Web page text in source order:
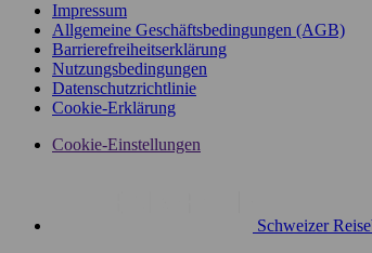
Impressum
Allgemeine Geschäftsbedingungen (AGB)
Barrierefreiheitserklärung
Nutzungsbedingungen
Datenschutzrichtlinie
Cookie-Erklärung
Cookie-Einstellungen
Schweizer